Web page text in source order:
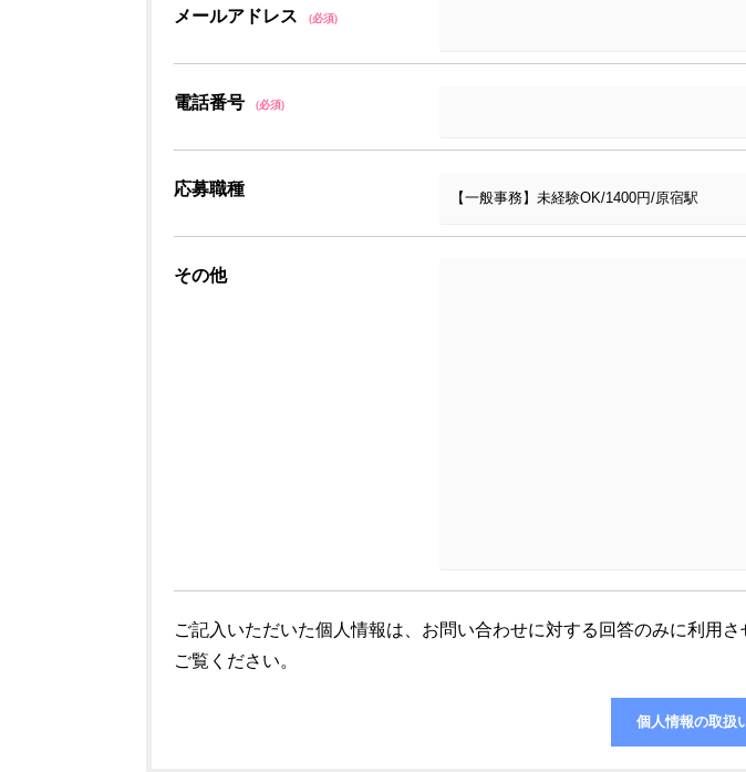
メールアドレス (必須)
電話番号 (必須)
応募職種
その他
ご記入いただいた個人情報は、お問い合わせに対する回答のみに利用
ご覧ください。